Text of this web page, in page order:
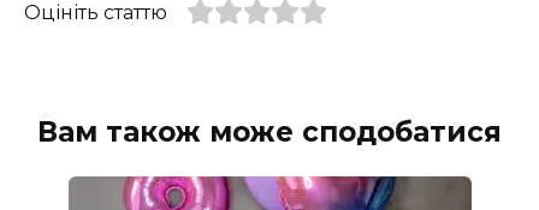
Оцініть статтю
Вам також може сподобатися